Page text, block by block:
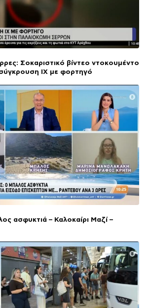
Σοκαριστικό βίντεο ντοκουμέντο
ΙΧ με φορτηγό
ασφυκτιά – Καλοκαίρι Μαζί –